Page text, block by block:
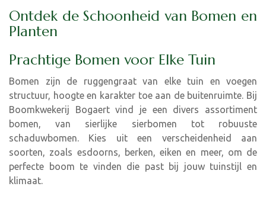
Ontdek de Schoonheid van Bomen en
Planten
Prachtige Bomen voor Elke Tuin
Bomen zijn de ruggengraat van elke tuin en voegen
structuur, hoogte en karakter toe aan de buitenruimte. Bij
Boomkwekerij Bogaert vind je een divers assortiment
bomen, van sierlijke sierbomen tot robuuste
schaduwbomen. Kies uit een verscheidenheid aan
soorten, zoals esdoorns, berken, eiken en meer, om de
perfecte boom te vinden die past bij jouw tuinstijl en
klimaat.